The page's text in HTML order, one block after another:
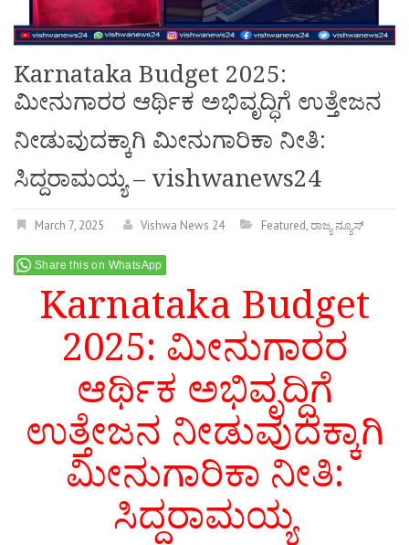
Karnataka Budget 2025:
ಮೀನುಗಾರರ ಆರ್ಥಿಕ ಅಭಿವೃದ್ಧಿಗೆ ಉತ್ತೇಜನ
ನೀಡುವುದಕ್ಕಾಗಿ ಮೀನುಗಾರಿಕಾ ನೀತಿ:
ಸಿದ್ದರಾಮಯ್ಯ – vishwanews24
March 7, 2025 Vishwa News 24 Featured,ರಾಜ್ಯ ನ್ಯೂಸ್
Share this on WhatsApp
Karnataka Budget
2025: ಮೀನುಗಾರರ
ಆರ್ಥಿಕ ಅಭಿವೃದ್ಧಿಗೆ
ಉತ್ತೇಜನ ನೀಡುವುದಕ್ಕಾಗಿ
ಮೀನುಗಾರಿಕಾ ನೀತಿ:
ಸಿದ್ದರಾಮಯ್ಯ